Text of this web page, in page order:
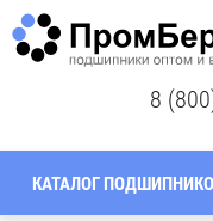
8
КАТАЛОГ